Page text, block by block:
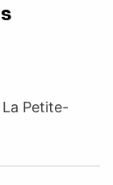
Petite-